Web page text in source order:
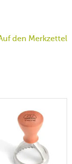
den Merkzettel